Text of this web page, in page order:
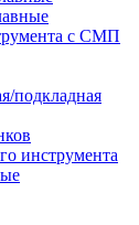
с СМП
подкладная
инструмента